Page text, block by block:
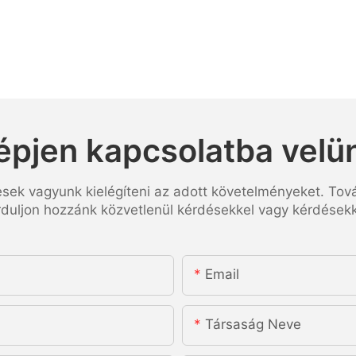
kapcsolatba
vagyunk kielégíteni az adott követelményeket.
hozzánk közvetlenül kérdésekkel vagy
Email
Társaság Neve